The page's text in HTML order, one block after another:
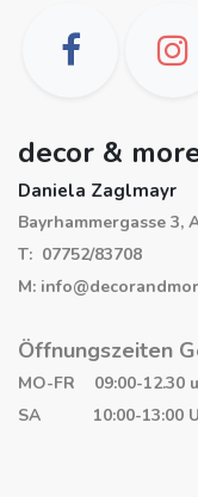
decor &
Daniela Zaglmayr
Bayrhammergasse 3,
T: 07752/83708
M:
Öffnungszeiten
MO-FR 09:00-12.30
SA 10:00-13:00